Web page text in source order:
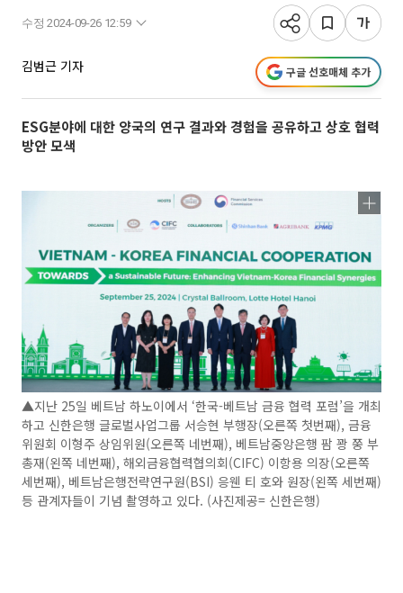
수정 2024-09-26 12:59
김범근 기자 구글 선호매체 추가
ESG분야에 대한 양국의 연구 결과와 경험을 공유하고 상호 협력
방안 모색
▲지난 25일 베트남 하노이에서 ‘한국-베트남 금융 협력 포럼’을 개최
하고 신한은행 글로벌사업그룹 서승현 부행장(오른쪽 첫번째), 금융
위원회 이형주 상임위원(오른쪽 네번째), 베트남중앙은행 팜 꽝 쭝 부
총재(왼쪽 네번째), 해외금융협력협의회(CIFC) 이항용 의장(오른쪽
세번째), 베트남은행전략연구원(BSI) 응웬 티 호와 원장(왼쪽 세번째)
등 관계자들이 기념 촬영하고 있다. (사진제공= 신한은행)